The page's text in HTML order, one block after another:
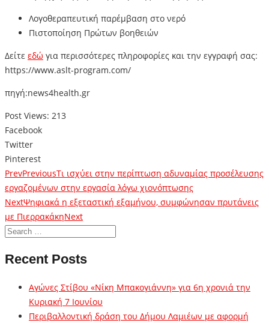
Λογοθεραπευτική παρέμβαση στο νερό
Πιστοποίηση Πρώτων βοηθειών
Δείτε εδώ για περισσότερες πληροφορίες και την εγγραφή σας:
https://www.aslt-program.com/
πηγή:news4health.gr
Post Views: 213
Facebook
Twitter
Pinterest
PrevPreviousΤι ισχύει στην περίπτωση αδυναμίας προσέλευσης
εργαζομένων στην εργασία λόγω χιονόπτωσης
NextΨηφιακά η εξεταστική εξαμήνου, συμφώνησαν πρυτάνεις
με ΠιερρακάκηNext
Recent Posts
Αγώνες Στίβου «Νίκη Μπακογιάννη» για 6η χρονιά την
Κυριακή 7 Ιουνίου
Περιβαλλοντική δράση του Δήμου Λαμιέων με αφορμή